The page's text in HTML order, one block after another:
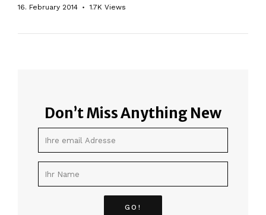
16. February 2014 1.7K Views
Don’t Miss Anything New